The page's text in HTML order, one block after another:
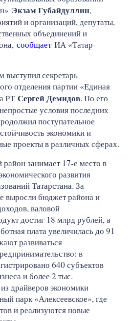
Экзам Губайдуллин,
и организаций, депутаты,
объединений и
сообщаетИА «Татар-
секретарь
отделения партии «Единая
РТ Сергей Демидов. По его
условия последних
поступательное
экономики и
проекты в различных сферах.
занимает 17-е место в
развития
Татарстана. За
выросли бюджет района и
валовой
достиг 18 млрд рублей, а
плата увеличилась до 91
развиваться
в
640 субъектов
и более 2 тыс.
драйверов экономики
парк «Алексеевское», где
и реализуются новые